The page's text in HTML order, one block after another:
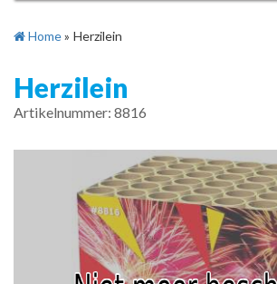
Home» Herzilein
Herzilein
Artikelnummer: 8816